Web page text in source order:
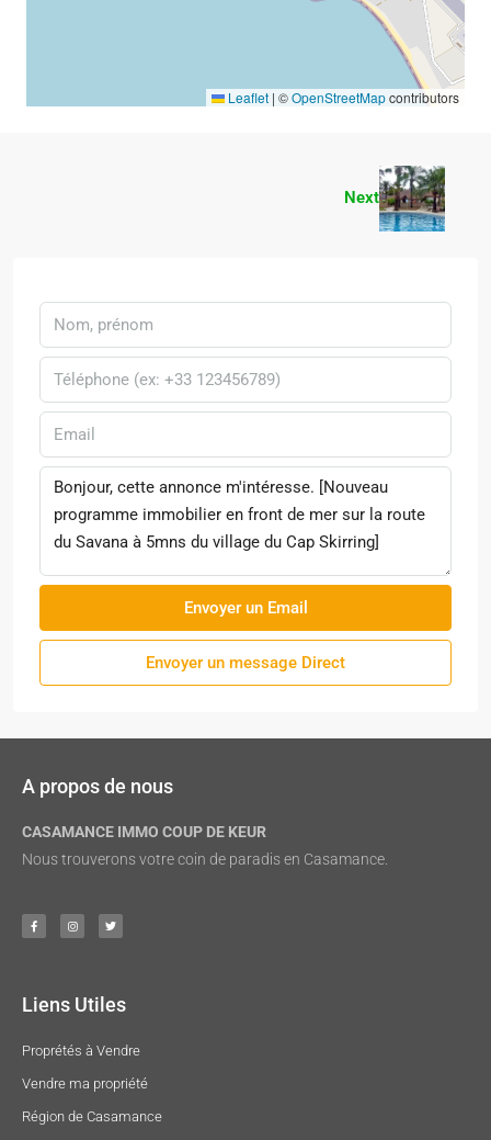
Leaflet | ©OpenStreetMapcontributors
Next
Envoyer un Email
Envoyer un message Direct
A propos de nous
CASAMANCE IMMO COUP DE KEUR
Nous trouverons votre coin de paradis en Casamance.
Liens Utiles
Proprétés à Vendre
Vendre ma propriété
Région de Casamance